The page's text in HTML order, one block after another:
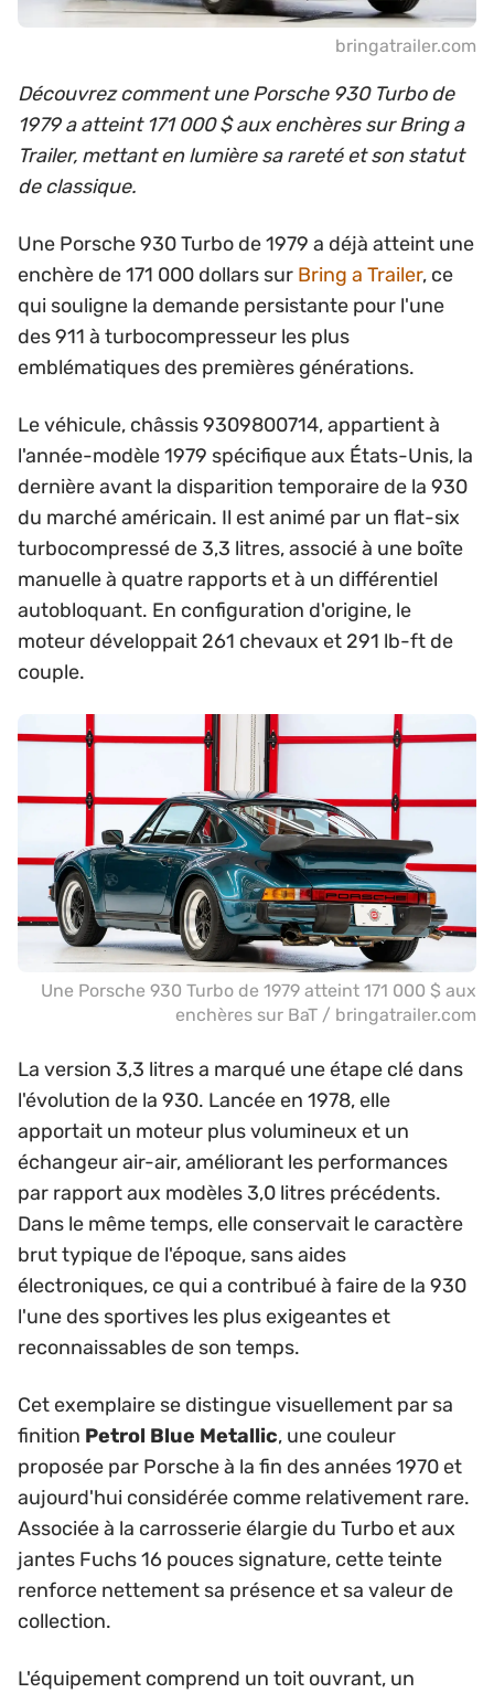
bringatrailer.com
Découvrez comment une Porsche 930 Turbo de
1979 a atteint 171 000 $ aux enchères sur Bring a
Trailer, mettant en lumière sa rareté et son statut
de classique.
Une Porsche 930 Turbo de 1979 a déjà atteint une
enchère de 171 000 dollars sur Bring a Trailer, ce
qui souligne la demande persistante pour l'une
des 911 à turbocompresseur les plus
emblématiques des premières générations.
Le véhicule, châssis 9309800714, appartient à
l'année-modèle 1979 spécifique aux États-Unis, la
dernière avant la disparition temporaire de la 930
du marché américain. Il est animé par un flat-six
turbocompressé de 3,3 litres, associé à une boîte
manuelle à quatre rapports et à un différentiel
autobloquant. En configuration d'origine, le
moteur développait 261 chevaux et 291 lb-ft de
couple.
Une Porsche 930 Turbo de 1979 atteint 171 000 $ aux
enchères sur BaT / bringatrailer.com
La version 3,3 litres a marqué une étape clé dans
l'évolution de la 930. Lancée en 1978, elle
apportait un moteur plus volumineux et un
échangeur air-air, améliorant les performances
par rapport aux modèles 3,0 litres précédents.
Dans le même temps, elle conservait le caractère
brut typique de l'époque, sans aides
électroniques, ce qui a contribué à faire de la 930
l'une des sportives les plus exigeantes et
reconnaissables de son temps.
Cet exemplaire se distingue visuellement par sa
finition Petrol Blue Metallic, une couleur
proposée par Porsche à la fin des années 1970 et
aujourd'hui considérée comme relativement rare.
Associée à la carrosserie élargie du Turbo et aux
jantes Fuchs 16 pouces signature, cette teinte
renforce nettement sa présence et sa valeur de
collection.
L'équipement comprend un toit ouvrant, un